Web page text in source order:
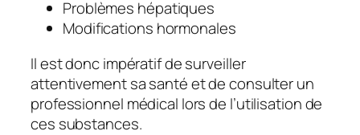
Problèmes hépatiques
Modifications hormonales
Il est donc impératif de surveiller
attentivement sa santé et de consulter un
professionnel médical lors de l’utilisation de
ces substances.